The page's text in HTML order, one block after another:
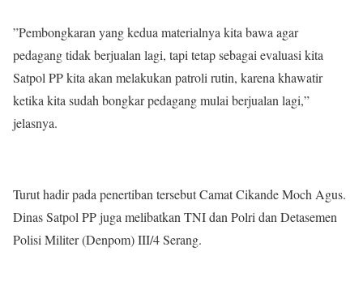
”Pembongkaran yang kedua materialnya kita bawa agar
pedagang tidak berjualan lagi, tapi tetap sebagai evaluasi kita
Satpol PP kita akan melakukan patroli rutin, karena khawatir
ketika kita sudah bongkar pedagang mulai berjualan lagi,”
jelasnya.
Turut hadir pada penertiban tersebut Camat Cikande Moch Agus.
Dinas Satpol PP juga melibatkan TNI dan Polri dan Detasemen
Polisi Militer (Denpom) III/4 Serang.